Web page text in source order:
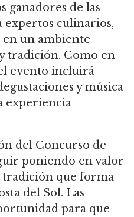
ganadores de las
expertos culinarios,
un ambiente
tradición. Como en
evento incluirá
y música
experiencia
del Concurso de
poniendo en valor
tradición que forma
del Sol. Las
para que